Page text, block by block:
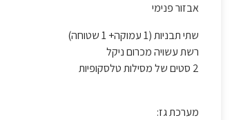
אבזור פנימי
שתי תבניות (1 עמוקה+ 1 שטוחה)
רשת עשויה מכרום ניקל
2 סטים של מסילות טלסקופיות
מערכת גז: